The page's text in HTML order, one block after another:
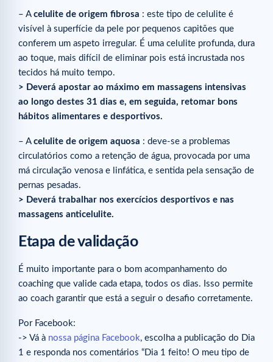
– A celulite de origem fibrosa : este tipo de celulite é
visível à superfície da pele por pequenos capitões que
conferem um aspeto irregular. É uma celulite profunda, dura
ao toque, mais difícil de eliminar pois está incrustada nos
tecidos há muito tempo.
> Deverá apostar ao máximo em massagens intensivas
ao longo destes 31 dias e, em seguida, retomar bons
hábitos alimentares e desportivos.
– A celulite de origem aquosa : deve-se a problemas
circulatórios como a retenção de água, provocada por uma
má circulação venosa e linfática, e sentida pela sensação de
pernas pesadas.
> Deverá trabalhar nos exercícios desportivos e nas
massagens anticelulite.
Etapa de validação
É muito importante para o bom acompanhamento do
coaching que valide cada etapa, todos os dias. Isso permite
ao coach garantir que está a seguir o desafio corretamente.
Por Facebook:
-> Vá à nossa página Facebook, escolha a publicação do Dia
1 e responda nos comentários “Dia 1 feito! O meu tipo de